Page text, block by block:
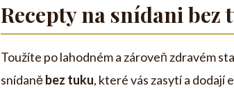
Recepty na snídani bez
Toužíte po lahodném a zároveň zdravém
snídaněbez tuku, které vás zasytí a dodají